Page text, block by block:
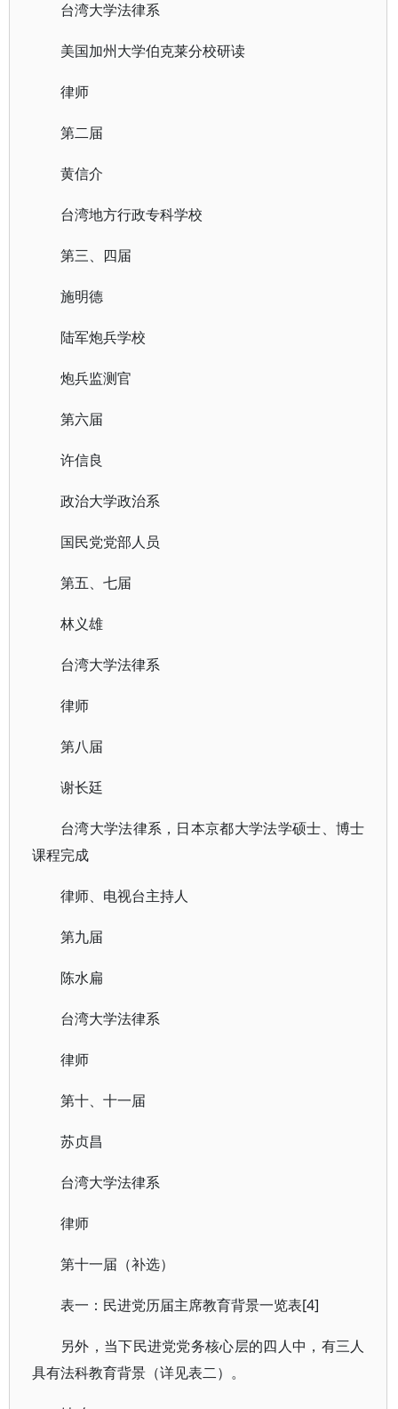
台湾大学法律系
美国加州大学伯克莱分校研读
律师
第二届
黄信介
台湾地方行政专科学校
第三、四届
施明德
陆军炮兵学校
炮兵监测官
第六届
许信良
政治大学政治系
国民党党部人员
第五、七届
林义雄
台湾大学法律系
律师
第八届
谢长廷
台湾大学法律系，日本京都大学法学硕士、博士
课程完成
律师、电视台主持人
第九届
陈水扁
台湾大学法律系
律师
第十、十一届
苏贞昌
台湾大学法律系
律师
第十一届（补选）
表一：民进党历届主席教育背景一览表[4]
另外，当下民进党党务核心层的四人中，有三人
具有法科教育背景（详见表二）。